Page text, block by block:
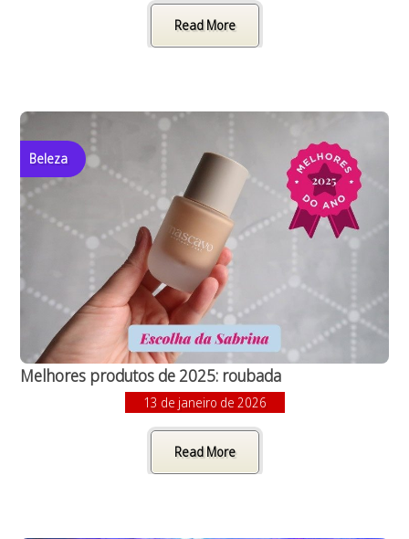
Read More
Beleza
Melhores produtos de 2025: roubada
13 de janeiro de 2026
Read More